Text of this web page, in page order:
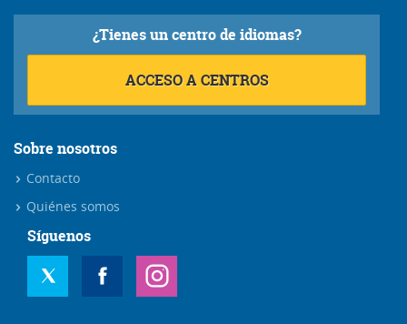
¿Tienes un centro de idiomas?
ACCESO A CENTROS
Sobre nosotros
Contacto
Quiénes somos
Síguenos